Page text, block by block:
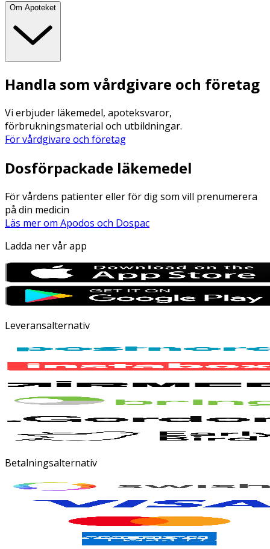
Om Apoteket
Handla som vårdgivare och företag
Vi erbjuder läkemedel, apoteksvaror,
förbrukningsmaterial och utbildningar.
För vårdgivare och företag
Dosförpackade läkemedel
För vårdens patienter eller för dig som vill prenumerera
på din medicin
Läs mer om Apodos och Dospac
Ladda ner vår app
Leveransalternativ
Betalningsalternativ